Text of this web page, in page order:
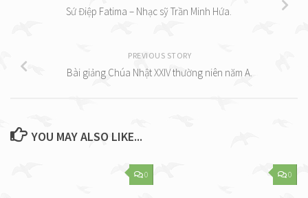
Sứ Điệp Fatima – Nhạc sỹ Trần Minh Hứa.
PREVIOUS STORY
Bài giảng Chúa Nhật XXIV thường niên năm A.
YOU MAY ALSO LIKE...
0 0